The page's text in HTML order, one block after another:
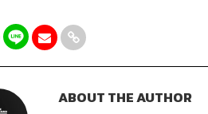
ABOUT THE AUTHOR